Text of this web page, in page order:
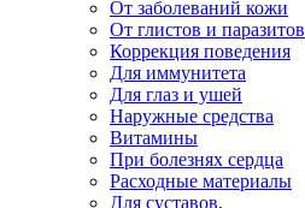
От заболеваний кожи
От глистов и паразитов
Коррекция поведения
Для иммунитета
Для глаз и ушей
Наружные средства
Витамины
При болезнях сердца
Расходные материалы
Для суставов,